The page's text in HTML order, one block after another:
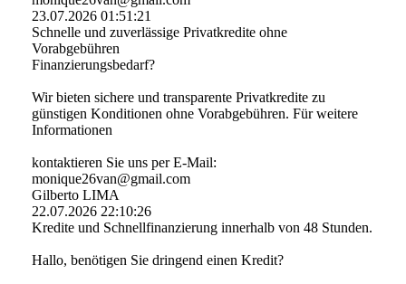
23.07.2026 01:51:21
Schnelle und zuverlässige Privatkredite ohne
Vorabgebühren
Finanzierungsbedarf?
Wir bieten sichere und transparente Privatkredite zu
günstigen Konditionen ohne Vorabgebühren. Für weitere
Informationen
kontaktieren Sie uns per E-Mail:
monique26van@gmail.com
Gilberto LIMA
22.07.2026 22:10:26
Kredite und Schnellfinanzierung innerhalb von 48 Stunden.
Hallo, benötigen Sie dringend einen Kredit?